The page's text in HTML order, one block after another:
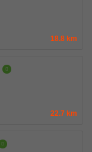
18.8 km
22.7 km